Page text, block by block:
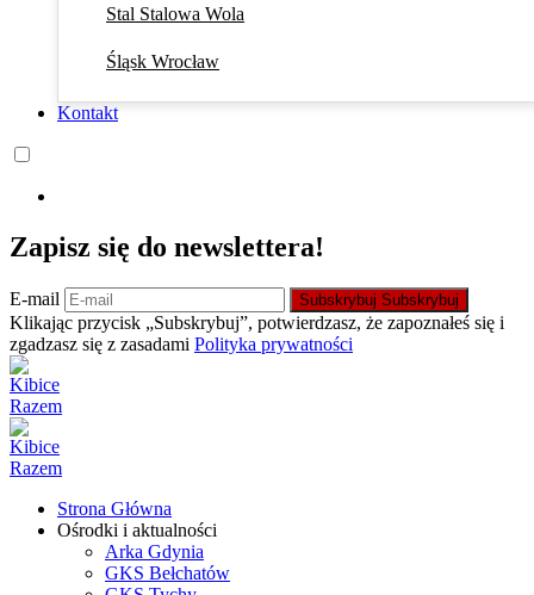
Stal Stalowa Wola
Śląsk Wrocław
Kontakt
Zapisz się do newslettera!
E-mail Subskrybuj Subskrybuj
Klikając przycisk „Subskrybuj”, potwierdzasz, że zapoznałeś się i
zgadzasz się z zasadami Polityka prywatności
Strona Główna
Ośrodki i aktualności
Arka Gdynia
GKS Bełchatów